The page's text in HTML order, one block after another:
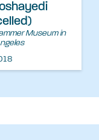
Museum in